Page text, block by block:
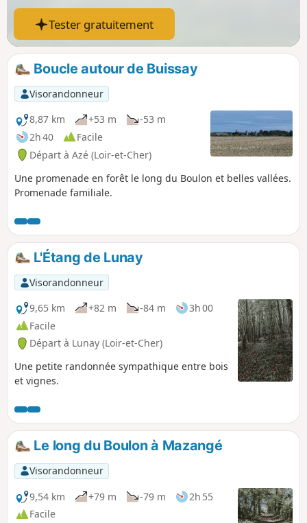
Tester gratuitement
Boucle autour de Buissay
Visorandonneur
8,87 km
+53 m
-53 m
2h 40
Facile
Départ à Azé (Loir-et-Cher)
Une promenade en forêt le long du Boulon et belles vallées.
Promenade familiale.
L'Étang de Lunay
Visorandonneur
9,65 km
+82 m -84 m
3h 00
Facile
Départ à Lunay (Loir-et-Cher)
Une petite randonnée sympathique entre bois
et vignes.
Le long du Boulon à Mazangé
Visorandonneur
9,54 km
+79 m -79 m
2h 55
Facile